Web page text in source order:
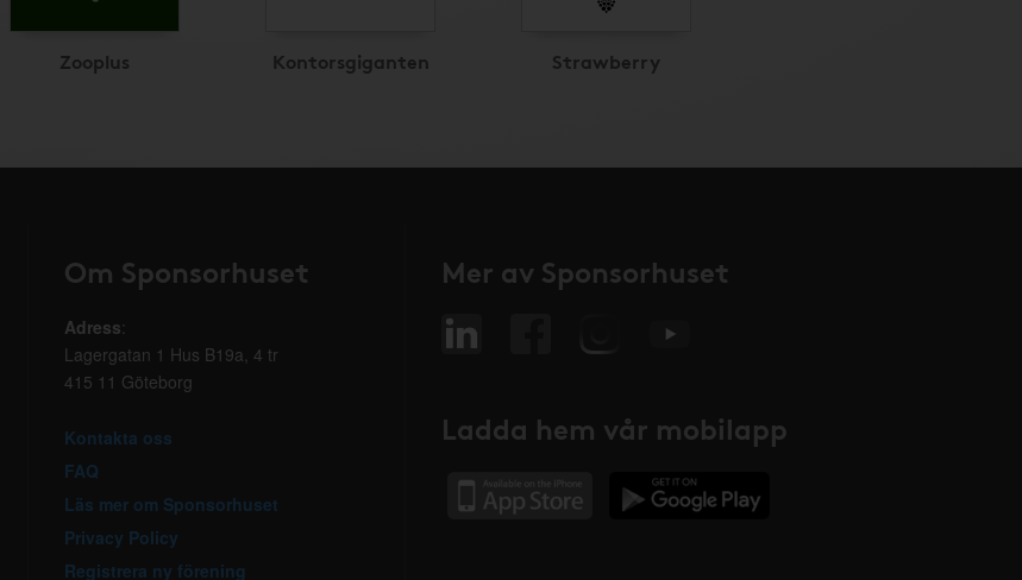
Zooplus Kontorsgiganten Strawberry
Om Sponsorhuset
Adress:
Lagergatan 1 Hus B19a, 4 tr
415 11 Göteborg
Kontakta oss
FAQ
Läs mer om Sponsorhuset
Privacy Policy
Registrera ny förening
Mer av Sponsorhuset
Ladda hem vår mobilapp